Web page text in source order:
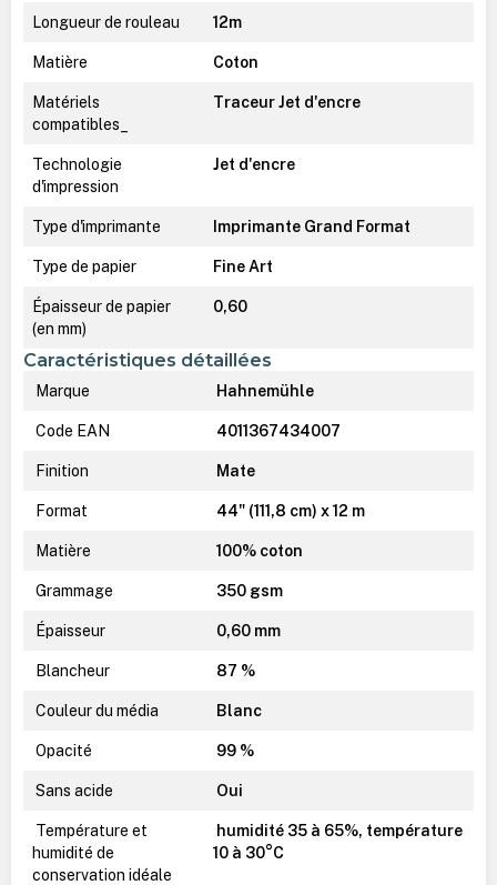
Longueur de rouleau 12m
Matière Coton
Matériels
compatibles_
Traceur Jet d'encre
Technologie
d'impression
Jet d'encre
Type d'imprimante Imprimante Grand Format
Type de papier Fine Art
Épaisseur de papier
(en mm)
0,60
Caractéristiques détaillées
Marque Hahnemühle
Code EAN 4011367434007
Finition Mate
Format 44" (111,8 cm) x 12 m
Matière 100% coton
Grammage 350 gsm
Épaisseur 0,60 mm
Blancheur 87 %
Couleur du média Blanc
Opacité 99 %
Sans acide Oui
Température et
humidité de
conservation idéale
humidité 35 à 65%, température
10 à 30°C